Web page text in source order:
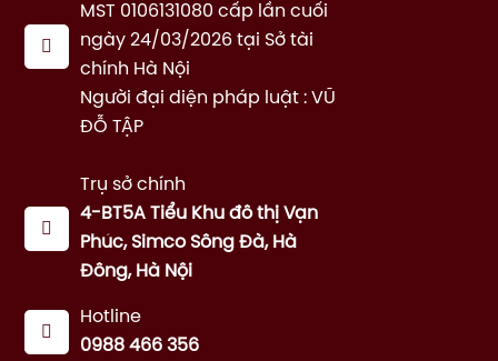
MST 0106131080 cấp lần cuối
ngày 24/03/2026 tại Sở tài
chính Hà Nội
Người đại diện pháp luật : VŨ
ĐỖ TẬP
Trụ sở chính
4-BT5A Tiểu Khu đô thị Vạn
Phúc, Simco Sông Đà, Hà
Đông, Hà Nội
Hotline
0988 466 356